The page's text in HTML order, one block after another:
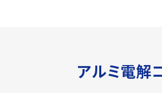
アルミ電解